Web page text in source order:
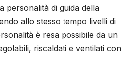
personalità di guida della
allo stesso tempo livelli di
è resa possibile da un
riscaldati e ventilati con